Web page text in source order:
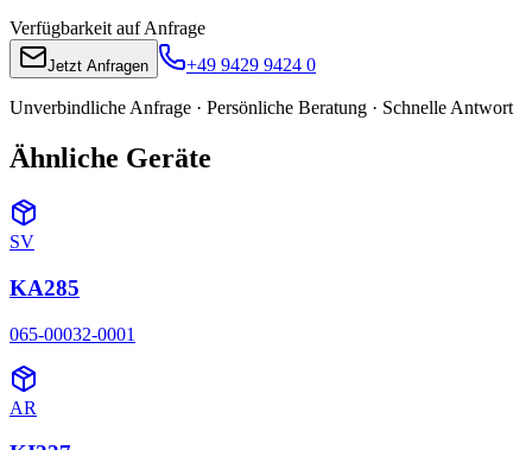
Verfügbarkeit auf Anfrage
Jetzt Anfragen +49 9429 9424 0
Unverbindliche Anfrage · Persönliche Beratung · Schnelle Antwort
Ähnliche Geräte
SV
KA285
065-00032-0001
AR